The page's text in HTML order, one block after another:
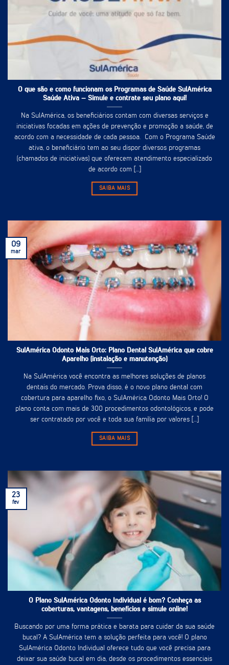
O que são e como funcionam os Programas de Saúde SulAmérica
Saúde Ativa – Simule e contrate seu plano aqui!
Na SulAmérica, os beneficiários contam com diversas serviços e
iniciativas focadas em ações de prevenção e promoção a saúde, de
acordo com a necessidade de cada pessoa. Com o Programa Saúde
ativa, o beneficiário tem ao seu dispor diversos programas
(chamados de iniciativas) que oferecem atendimento especializado
de acordo com [...]
SAIBA MAIS
SulAmérica Odonto Mais Orto: Plano Dental SulAmérica que cobre
Aparelho (instalação e manutenção)
Na SulAmérica você encontra as melhores soluções de planos
dentais do mercado. Prova disso, é o novo plano dental com
cobertura para aparelho fixo, o SulAmérica Odonto Mais Orto! O
plano conta com mais de 300 procedimentos odontológicos, e pode
ser contratado por você e toda sua família por valores [...]
SAIBA MAIS
09
mar
O Plano SulAmérica Odonto Individual é bom? Conheça as
coberturas, vantagens, benefícios e simule online!
Buscando por uma forma prática e barata para cuidar da sua saúde
bucal? A SulAmérica tem a solução perfeita para você! O plano
SulAmérica Odonto Individual oferece tudo que você precisa para
deixar sua saúde bucal em dia, desde os procedimentos essenciais
23
fev